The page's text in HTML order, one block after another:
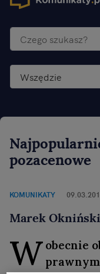
Wszędzie
pozacenowe
KOMUNIKATY
Marek Okniński
W obecnie